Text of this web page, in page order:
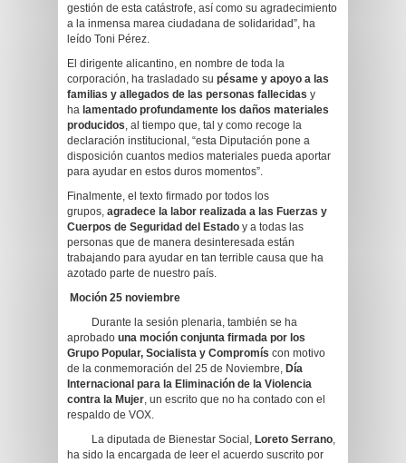
gestión de esta catástrofe, así como su agradecimiento
a la inmensa marea ciudadana de solidaridad”, ha
leído Toni Pérez.
El dirigente alicantino, en nombre de toda la
corporación, ha trasladado su pésame y apoyo a las
familias y allegados de las personas fallecidas y
ha lamentado profundamente los daños materiales
producidos, al tiempo que, tal y como recoge la
declaración institucional, “esta Diputación pone a
disposición cuantos medios materiales pueda aportar
para ayudar en estos duros momentos”.
Finalmente, el texto firmado por todos los
grupos, agradece la labor realizada a las Fuerzas y
Cuerpos de Seguridad del Estado y a todas las
personas que de manera desinteresada están
trabajando para ayudar en tan terrible causa que ha
azotado parte de nuestro país.
Moción 25 noviembre
Durante la sesión plenaria, también se ha
aprobado una moción conjunta firmada por los
Grupo Popular, Socialista y Compromís con motivo
de la conmemoración del 25 de Noviembre, Día
Internacional para la Eliminación de la Violencia
contra la Mujer, un escrito que no ha contado con el
respaldo de VOX.
La diputada de Bienestar Social, Loreto Serrano,
ha sido la encargada de leer el acuerdo suscrito por